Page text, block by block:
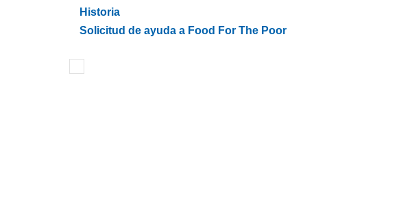
Historia
Solicitud de ayuda a Food For The Poor